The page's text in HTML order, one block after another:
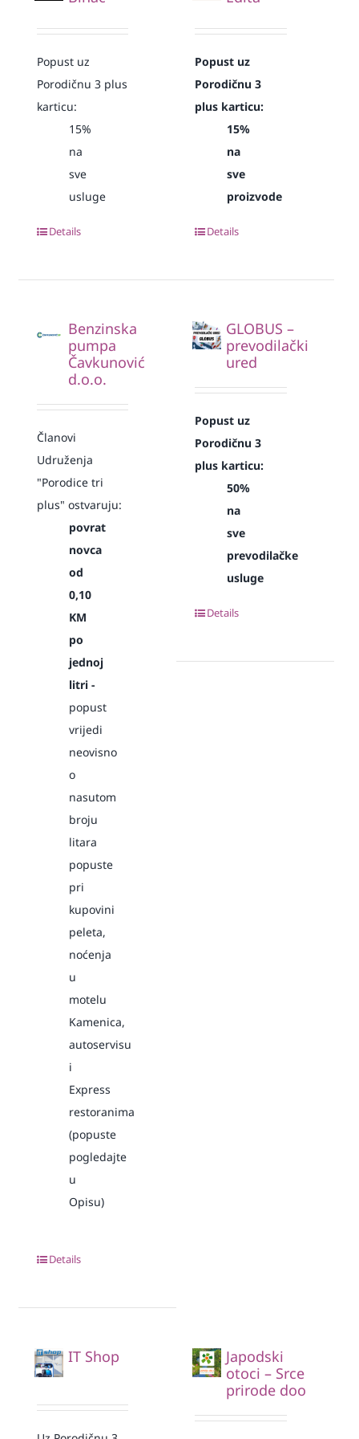
Popust uz
Porodičnu 3 plus
karticu:
15%
na
sve
usluge
Details
Popust uz
Porodičnu 3
plus karticu:
15%
na
sve
proizvode
Details
Benzinska
pumpa
Čavkunović
d.o.o.
Članovi
Udruženja
"Porodice tri
plus" ostvaruju:
povrat
novca
od
0,10
KM
po
jednoj
litri -
popust
vrijedi
neovisno
o
nasutom
broju
litara
popuste
pri
kupovini
peleta,
noćenja
u
motelu
Kamenica,
autoservisu
i
Express
restoranima
(popuste
pogledajte
u
Opisu)
Details
GLOBUS –
prevodilački
ured
Popust uz
Porodičnu 3
plus karticu:
50%
na
sve
prevodilačke
usluge
Details
IT Shop
Japodski
otoci – Srce
prirode doo